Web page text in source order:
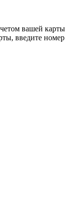
вашей карты
введите номер